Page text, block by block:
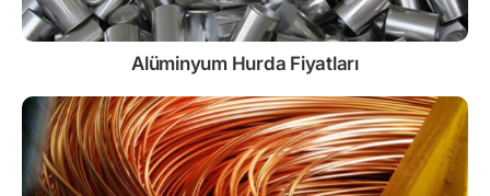
Alüminyum Hurda Fiyatları